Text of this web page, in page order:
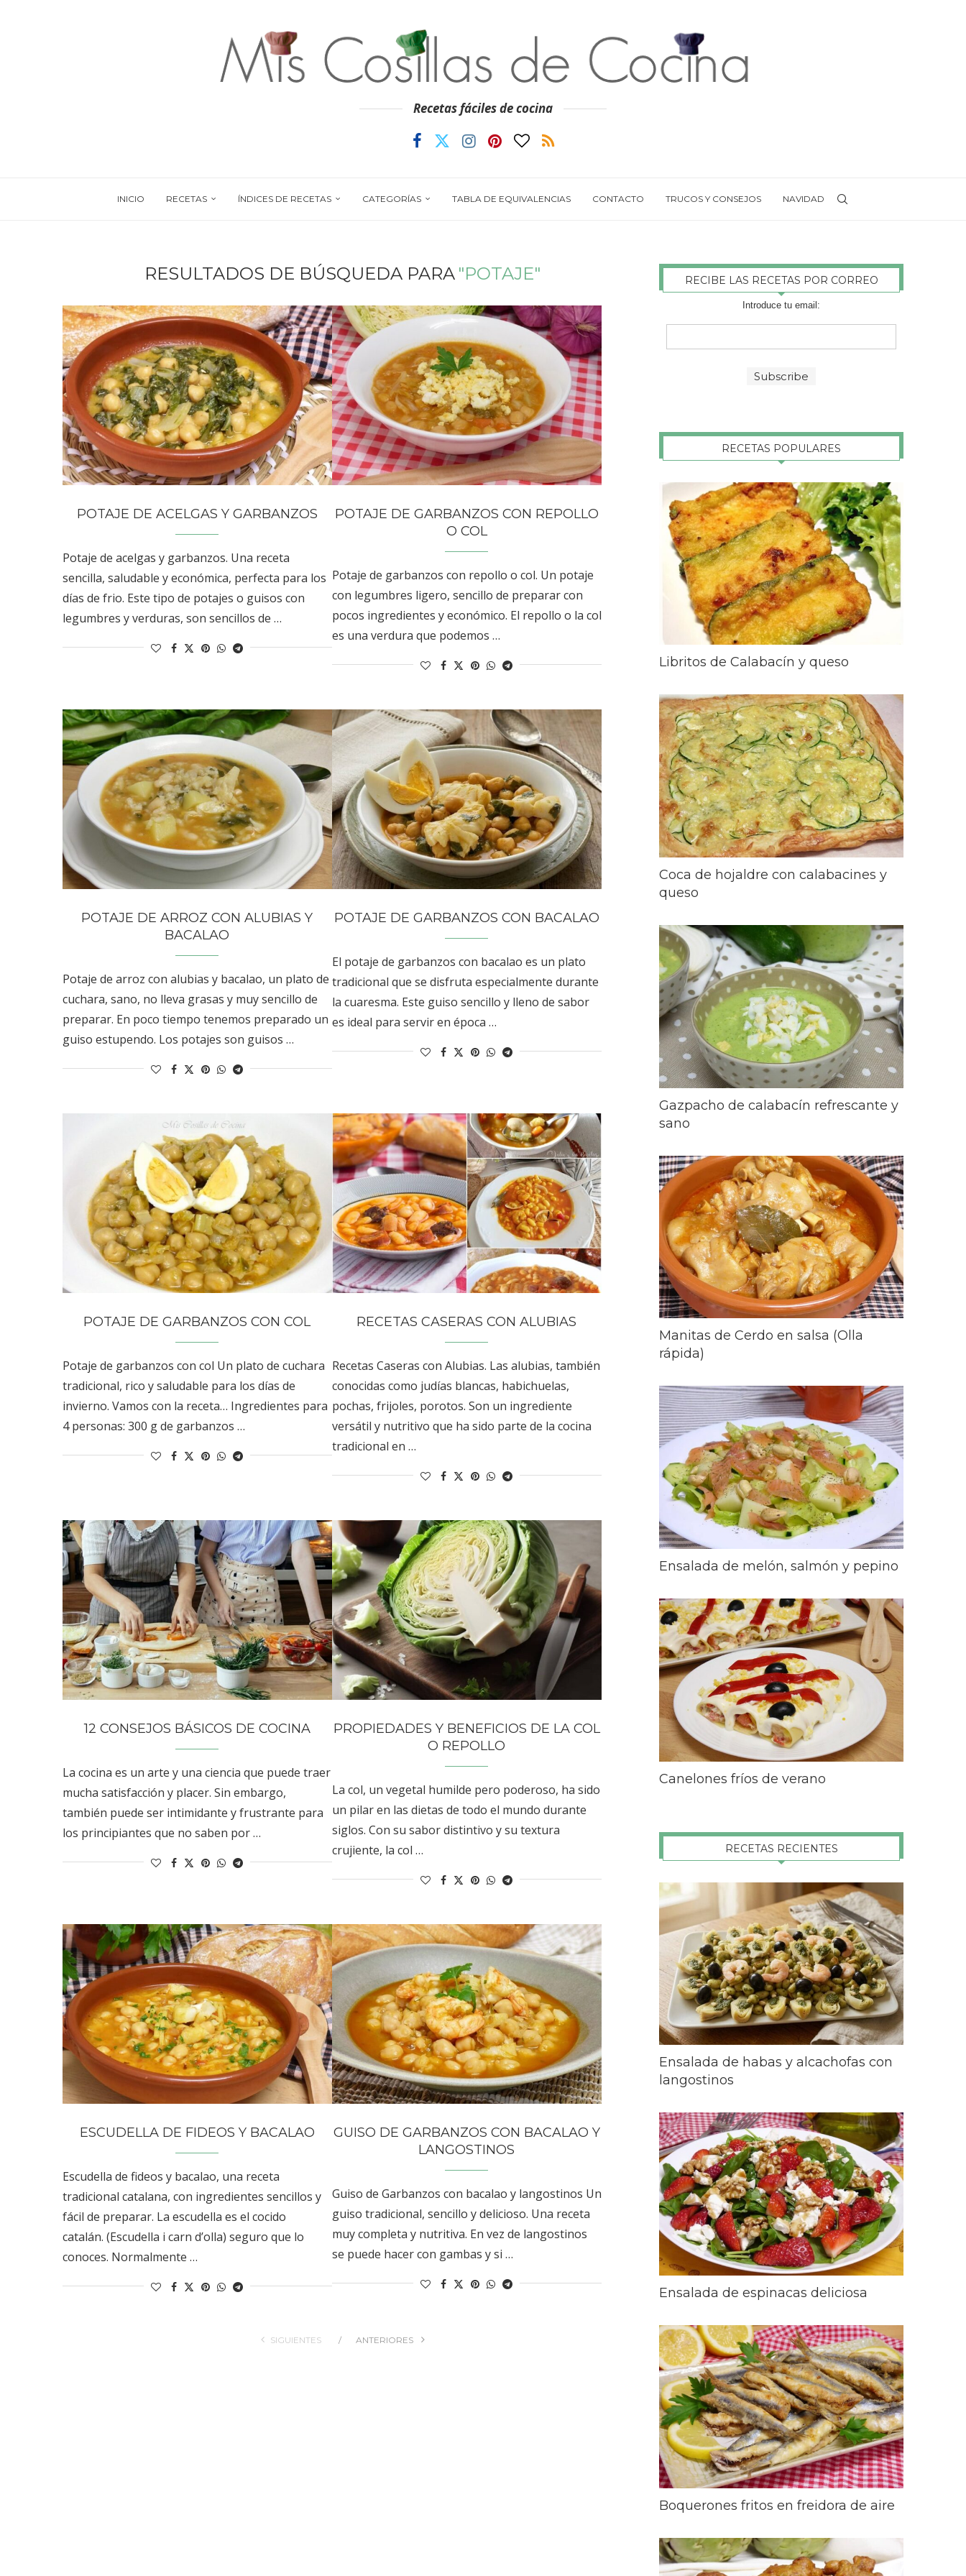
Recetas fáciles de cocina
INICIO RECETAS ÍNDICES DE RECETAS CATEGORÍAS TABLA DE EQUIVALENCIAS CONTACTO TRUCOS Y CONSEJOS NAVIDAD
RESULTADOS DE BÚSQUEDA PARA "POTAJE"
POTAJE DE ACELGAS Y GARBANZOS
Potaje de acelgas y garbanzos. Una receta
sencilla, saludable y económica, perfecta para los
días de frio. Este tipo de potajes o guisos con
legumbres y verduras, son sencillos de …
POTAJE DE GARBANZOS CON REPOLLO
O COL
Potaje de garbanzos con repollo o col. Un potaje
con legumbres ligero, sencillo de preparar con
pocos ingredientes y económico. El repollo o la col
es una verdura que podemos …
POTAJE DE ARROZ CON ALUBIAS Y
BACALAO
Potaje de arroz con alubias y bacalao, un plato de
cuchara, sano, no lleva grasas y muy sencillo de
preparar. En poco tiempo tenemos preparado un
guiso estupendo. Los potajes son guisos …
POTAJE DE GARBANZOS CON BACALAO
El potaje de garbanzos con bacalao es un plato
tradicional que se disfruta especialmente durante
la cuaresma. Este guiso sencillo y lleno de sabor
es ideal para servir en época …
POTAJE DE GARBANZOS CON COL
Potaje de garbanzos con col Un plato de cuchara
tradicional, rico y saludable para los días de
invierno. Vamos con la receta… Ingredientes para
4 personas: 300 g de garbanzos …
RECETAS CASERAS CON ALUBIAS
Recetas Caseras con Alubias. Las alubias, también
conocidas como judías blancas, habichuelas,
pochas, frijoles, porotos. Son un ingrediente
versátil y nutritivo que ha sido parte de la cocina
tradicional en …
12 CONSEJOS BÁSICOS DE COCINA
La cocina es un arte y una ciencia que puede traer
mucha satisfacción y placer. Sin embargo,
también puede ser intimidante y frustrante para
los principiantes que no saben por …
PROPIEDADES Y BENEFICIOS DE LA COL
O REPOLLO
La col, un vegetal humilde pero poderoso, ha sido
un pilar en las dietas de todo el mundo durante
siglos. Con su sabor distintivo y su textura
crujiente, la col …
ESCUDELLA DE FIDEOS Y BACALAO
Escudella de fideos y bacalao, una receta
tradicional catalana, con ingredientes sencillos y
fácil de preparar. La escudella es el cocido
catalán. (Escudella i carn d’olla) seguro que lo
conoces. Normalmente …
GUISO DE GARBANZOS CON BACALAO Y
LANGOSTINOS
Guiso de Garbanzos con bacalao y langostinos Un
guiso tradicional, sencillo y delicioso. Una receta
muy completa y nutritiva. En vez de langostinos
se puede hacer con gambas y si …
SIGUIENTES ANTERIORES
RECIBE LAS RECETAS POR CORREO
Introduce tu email:
RECETAS POPULARES
Libritos de Calabacín y queso
Coca de hojaldre con calabacines y
queso
Gazpacho de calabacín refrescante y
sano
Manitas de Cerdo en salsa (Olla
rápida)
Ensalada de melón, salmón y pepino
Canelones fríos de verano
RECETAS RECIENTES
Ensalada de habas y alcachofas con
langostinos
Ensalada de espinacas deliciosa
Boquerones fritos en freidora de aire